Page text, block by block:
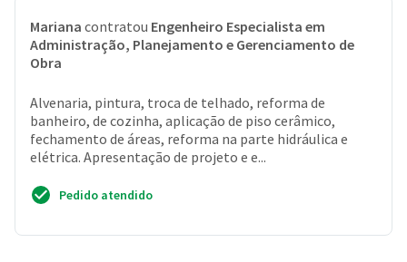
Mariana contratou Engenheiro Especialista em
Administração, Planejamento e Gerenciamento de
Obra
Alvenaria, pintura, troca de telhado, reforma de
banheiro, de cozinha, aplicação de piso cerâmico,
fechamento de áreas, reforma na parte hidráulica e
elétrica. Apresentação de projeto e e...
Pedido atendido